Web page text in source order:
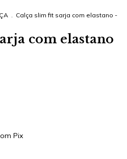
. Calça slim fit sarja com elastano -
com elastano
Pix